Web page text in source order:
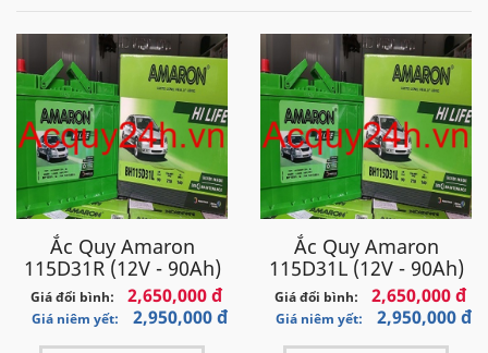
Ắc Quy Amaron
115D31R (12V - 90Ah)
Giá đổi bình: 2,650,000 đ
Giá niêm yết: 2,950,000 đ
Ắc Quy Amaron
115D31L (12V - 90Ah)
Giá đổi bình: 2,650,000 đ
Giá niêm yết: 2,950,000 đ